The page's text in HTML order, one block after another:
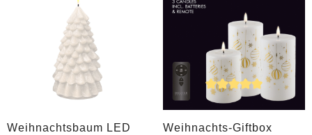
Weihnachtsbaum LED
Durchschnittliche Bewertung von
Weihnachts-Giftbox